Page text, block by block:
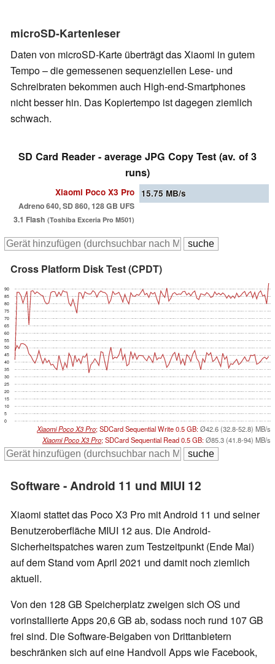
microSD-Kartenleser
Daten von microSD-Karte überträgt das Xiaomi in gutem
Tempo – die gemessenen sequenziellen Lese- und
Schreibraten bekommen auch High-end-Smartphones
nicht besser hin. Das Kopiertempo ist dagegen ziemlich
schwach.
SD Card Reader - average JPG Copy Test (av. of 3
runs)
Xiaomi Poco X3 Pro
Adreno 640, SD 860, 128 GB UFS
3.1 Flash (Toshiba Exceria Pro M501)
15.75 MB/s
Cross Platform Disk Test (CPDT)
0
5
10
15
20
25
30
35
40
45
50
55
60
65
70
75
80
85
90
Xiaomi Poco X3 Pro; SDCard Sequential Write 0.5 GB:Ø42.6 (32.8-52.8) MB/s
Xiaomi Poco X3 Pro; SDCard Sequential Read 0.5 GB:Ø85.3 (41.8-94) MB/s
Software - Android 11 und MIUI 12
Xiaomi stattet das Poco X3 Pro mit Android 11 und seiner
Benutzeroberfläche MIUI 12 aus. Die Android-
Sicherheitspatches waren zum Testzeitpunkt (Ende Mai)
auf dem Stand vom April 2021 und damit noch ziemlich
aktuell.
Von den 128 GB Speicherplatz zweigen sich OS und
vorinstallierte Apps 20,6 GB ab, sodass noch rund 107 GB
frei sind. Die Software-Beigaben von Drittanbietern
beschränken sich auf eine Handvoll Apps wie Facebook,